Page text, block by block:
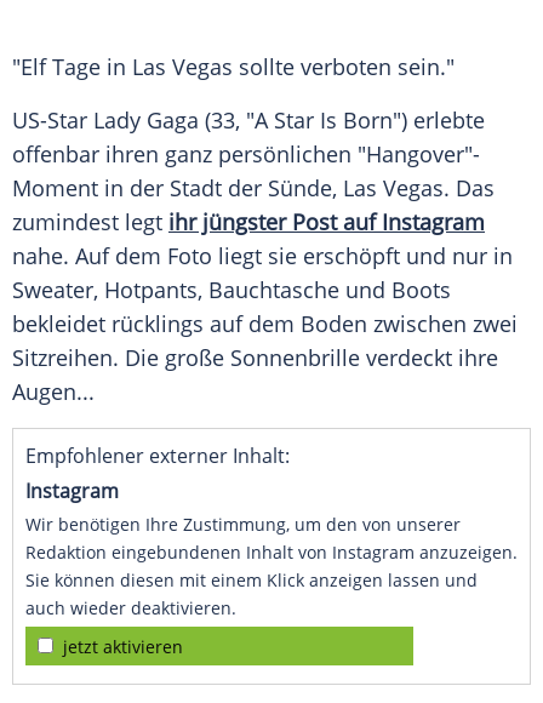
"Elf Tage in Las Vegas sollte verboten sein."
US-Star Lady Gaga (33, "A Star Is Born") erlebte
offenbar ihren ganz persönlichen "Hangover"-
Moment in der Stadt der Sünde, Las Vegas. Das
zumindest legt ihr jüngster Post auf Instagram
nahe. Auf dem Foto liegt sie erschöpft und nur in
Sweater, Hotpants, Bauchtasche und Boots
bekleidet rücklings auf dem Boden zwischen zwei
Sitzreihen. Die große Sonnenbrille verdeckt ihre
Augen...
Empfohlener externer Inhalt:
Instagram
Wir benötigen Ihre Zustimmung, um den von unserer
Redaktion eingebundenen Inhalt von Instagram anzuzeigen.
Sie können diesen mit einem Klick anzeigen lassen und
auch wieder deaktivieren.
jetzt aktivieren